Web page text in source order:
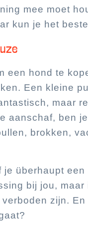
mee moet
kun je het
een hond te
Een kleine
maar
aanschaf, ben
brokken,
überhaupt
bij jou,
zijn.